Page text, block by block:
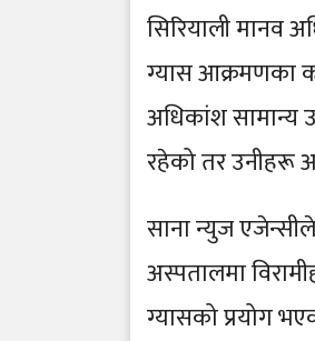
सिरियाली मानव
ग्यास आक्रमणका
अधिकांश सामान्य
रहेको तर उनीहरू
साना न्युज
अस्पतालमा
ग्यासको प्रयोग